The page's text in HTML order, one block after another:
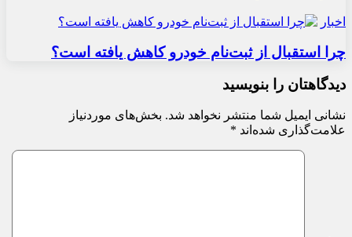
اخبار
چرا استقبال از ثبت‌نام خودرو کاهش یافته است؟
دیدگاهتان را بنویسید
نشانی ایمیل شما منتشر نخواهد شد. بخش‌های موردنیاز
علامت‌گذاری شده‌اند *